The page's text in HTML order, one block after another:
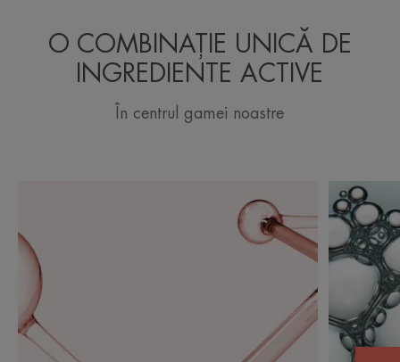
O COMBINAȚIE UNICĂ DE
INGREDIENTE ACTIVE
În centrul gamei noastre